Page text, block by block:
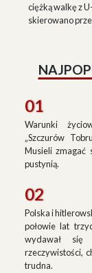
ciężką walkę z
skierowano
01
Warunki
„Szczurów
Musieli zmagać
pustynią.
02
Polska i
połowie lat
wydawał się
rzeczywistości,
trudna.